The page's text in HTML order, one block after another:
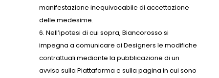
manifestazione inequivocabile di accettazione
delle medesime.
Nell’ipotesi di cui sopra, Biancorosso si
impegna a comunicare ai Designers le modifiche
contrattuali mediante la pubblicazione di un
avviso sulla Piattaforma e sulla pagina in cui sono